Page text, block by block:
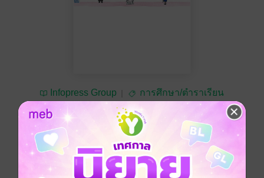
Infopress Group การศึกษา/ตำราเรียน
ทดลองอ่าน ซื้อ 180 บาท
No Rating